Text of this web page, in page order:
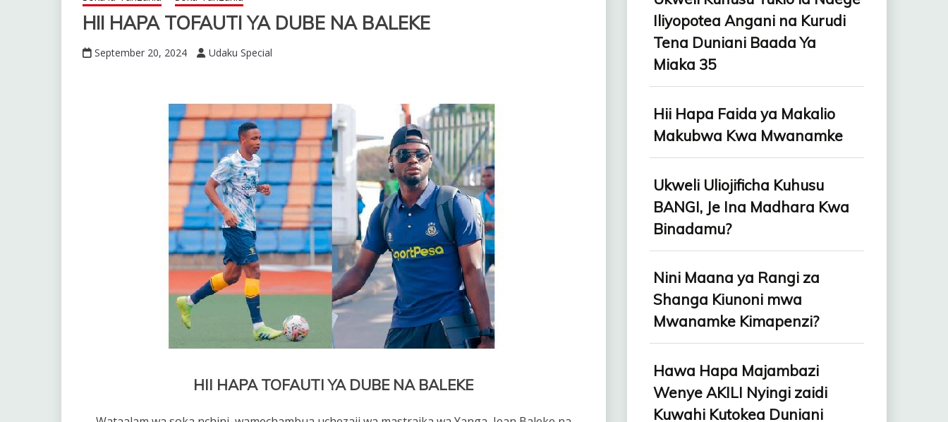
HII HAPA TOFAUTI YA DUBE NA BALEKE
September 20, 2024 Udaku Special
HII HAPA TOFAUTI YA DUBE NA BALEKE
Iliyopotea Angani na Kurudi
Tena Duniani Baada Ya
Miaka 35
Hii Hapa Faida ya Makalio
Makubwa Kwa Mwanamke
Ukweli Uliojificha Kuhusu
BANGI, Je Ina Madhara Kwa
Binadamu?
Nini Maana ya Rangi za
Shanga Kiunoni mwa
Mwanamke Kimapenzi?
Hawa Hapa Majambazi
Wenye AKILI Nyingi zaidi
Kuwahi Kutokea Duniani